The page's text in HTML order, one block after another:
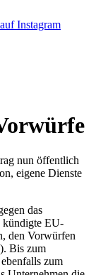
nun öffentlich
eigene Dienste
das
kündigte EU-
den Vorwürfen
). Bis zum
zum